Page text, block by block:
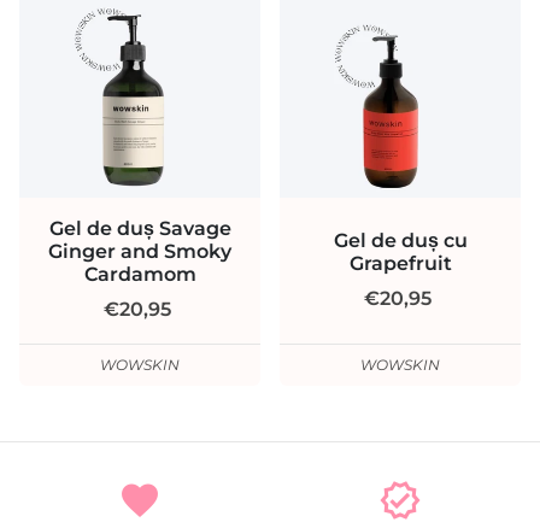
Gel de duș Savage
Ginger and Smoky
Cardamom
€20,95
WOWSKIN
Gel de duș cu
Grapefruit
€20,95
WOWSKIN
favorite verified